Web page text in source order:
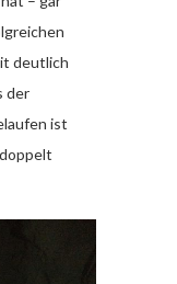
deutlich
der
ist